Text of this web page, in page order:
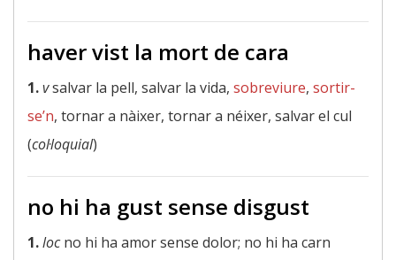
haver vist la mort de cara
1.vsalvar la pell, salvar la vida, sobreviure, sortir-
se’n, tornar a nàixer, tornar a néixer, salvar el cul
(col·loquial)
no hi ha gust sense disgust
1.locno hi ha amor sense dolor; no hi ha carn